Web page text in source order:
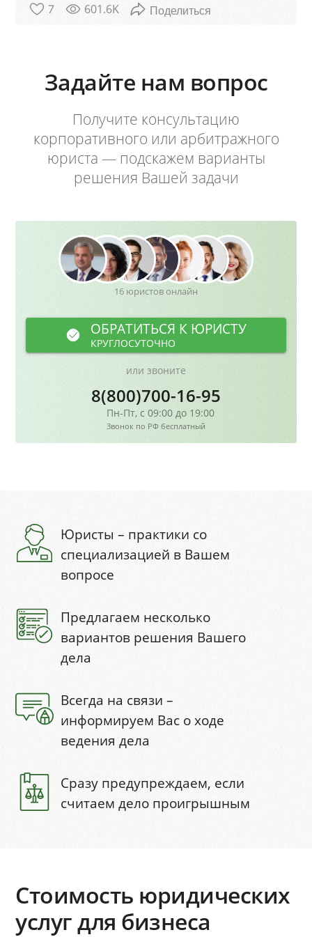
7 601.6K
Задайте нам вопрос
Получите консультацию
корпоративного или арбитражного
юриста — подскажем варианты
решения Вашей задачи
16 юристов онлайн
ОБРАТИТЬСЯ К ЮРИСТУ
КРУГЛОСУТОЧНО
или звоните
8(800)700-16-95
Пн-Пт, с 09:00 до 19:00
Звонок по РФ бесплатный
Юристы – практики со
специализацией в Вашем
вопросе
Предлагаем несколько
вариантов решения Вашего
дела
Всегда на связи –
информируем Вас о ходе
ведения дела
Сразу предупреждаем, если
считаем дело проигрышным
Стоимость юридических
услуг для бизнеса